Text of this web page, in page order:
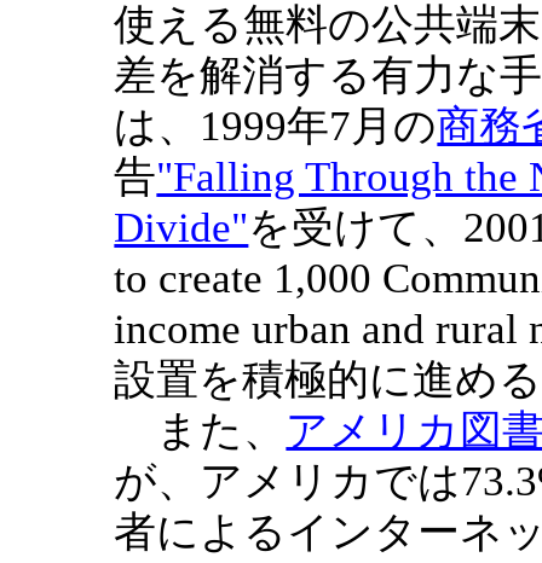
使える無料の公共端
差を解消する有力な
は、1999年7月の商務
告"Falling Through the
Divide"を受けて、
to create 1,000
income urban and
設置を積極的に進め
また、 アメリカ図
が、アメリカでは
者によるインターネ